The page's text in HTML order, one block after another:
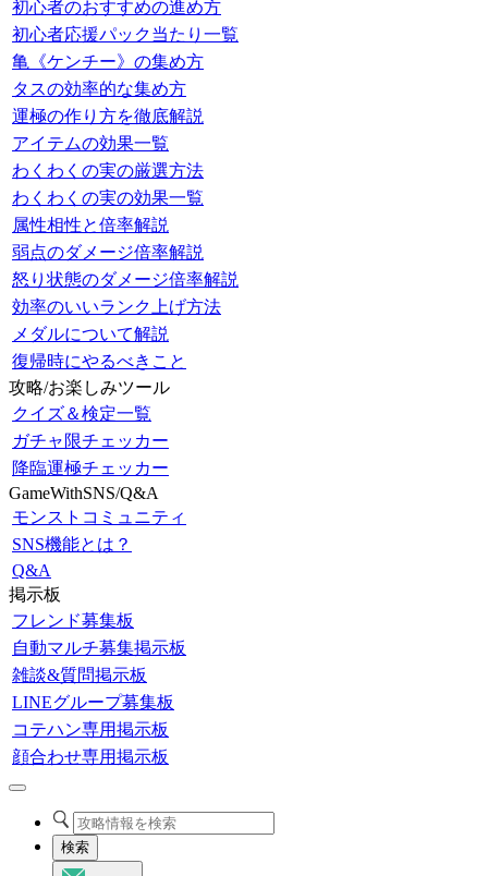
初心者のおすすめの進め方
初心者応援パック当たり一覧
亀《ケンチー》の集め方
タスの効率的な集め方
運極の作り方を徹底解説
アイテムの効果一覧
わくわくの実の厳選方法
わくわくの実の効果一覧
属性相性と倍率解説
弱点のダメージ倍率解説
怒り状態のダメージ倍率解説
効率のいいランク上げ方法
メダルについて解説
復帰時にやるべきこと
攻略/お楽しみツール
クイズ＆検定一覧
ガチャ限チェッカー
降臨運極チェッカー
GameWithSNS/Q&A
モンストコミュニティ
SNS機能とは？
Q&A
掲示板
フレンド募集板
自動マルチ募集掲示板
雑談&質問掲示板
LINEグループ募集板
コテハン専用掲示板
顔合わせ専用掲示板
検索